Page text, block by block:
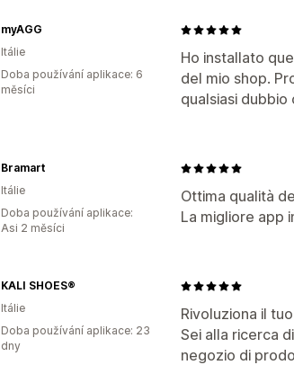
Ho installato
del mio shop.
qualsiasi
myAGG
Itálie
Doba používání aplikace: 6
měsíci
Ottima qualità
La migliore app
Bramart
Itálie
Doba používání aplikace:
Asi 2 měsíci
Rivoluziona il
Sei alla ricerca
negozio di
KALI SHOES®
Itálie
Doba používání aplikace: 23
dny